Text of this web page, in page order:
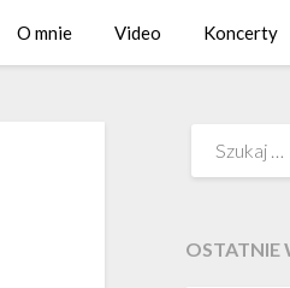
O mnie Video Koncerty
OSTATNIE